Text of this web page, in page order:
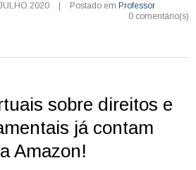
Postado em Professor
0 comentário(s)
sobre direitos e
já contam
Amazon!